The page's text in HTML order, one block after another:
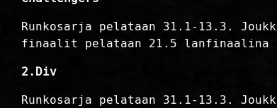
Runkosarja pelataan 31.1-13.3.
finaalit pelataan 21.5
2.Div
Runkosarja pelataan 31.1-13.3.